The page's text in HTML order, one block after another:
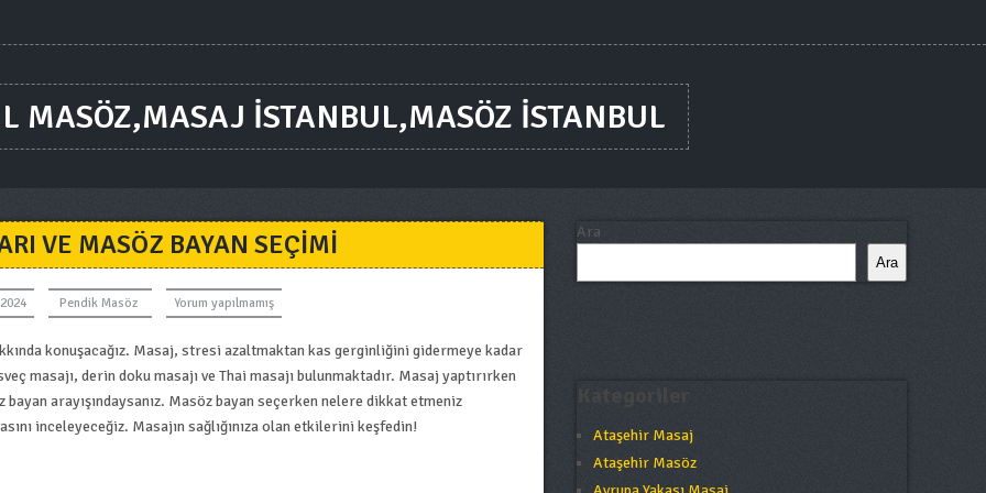
MASÖZ,MASAJ ISTANBUL,MASÖZ ISTANBUL
VE MASÖZ BAYAN SEÇIMI
Pendik Masöz Yorum yapılmamış
konuşacağız. Masaj, stresi azaltmaktan kas gerginliğini gidermeye kadar
masajı, derin doku masajı ve Thai masajı bulunmaktadır. Masaj yaptırırken
arayışındaysanız. Masöz bayan seçerken nelere dikkat etmeniz
inceleyeceğiz. Masajın sağlığınıza olan etkilerini keşfedin!
Ara
Ara
Ataşehir Masaj
Ataşehir Masöz